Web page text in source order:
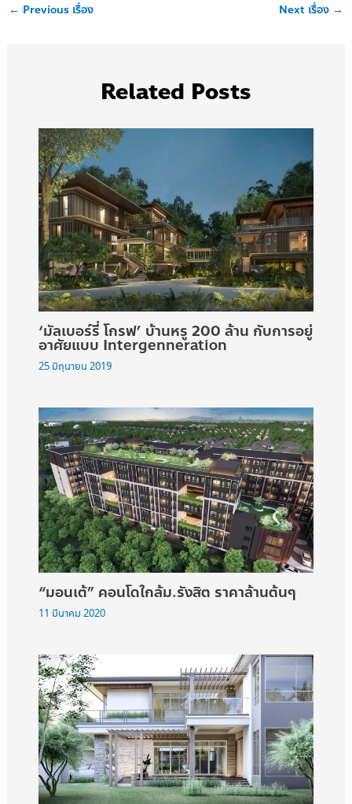
← Previous เรื่อง Next เรื่อง →
Related Posts
‘มัลเบอร์รี่ โกรฟ’ บ้านหรู 200 ล้าน กับการอยู่
อาศัยแบบ Intergenneration
25 มิถุนายน 2019
“มอนเต้” คอนโดใกล้ม.รังสิต ราคาล้านต้นๆ
11 มีนาคม 2020